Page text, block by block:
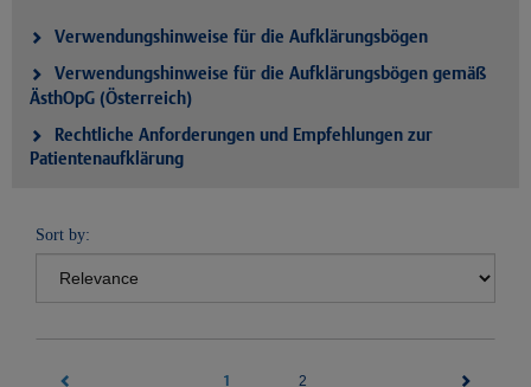
Verwendungshinweise für die Aufklärungsbögen
Verwendungshinweise für die Aufklärungsbögen gemäß
ÄsthOpG (Österreich)
Rechtliche Anforderungen und Empfehlungen zur
Patientenaufklärung
Sort by:
1 2(current)